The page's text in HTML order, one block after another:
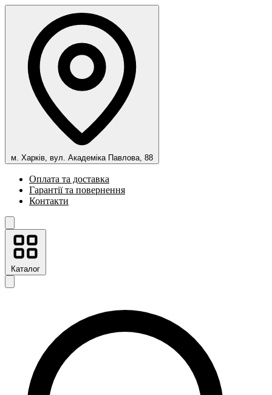
м. Харків, вул. Академіка Павлова, 88
Оплата та доставка
Гарантії та повернення
Контакти
Каталог